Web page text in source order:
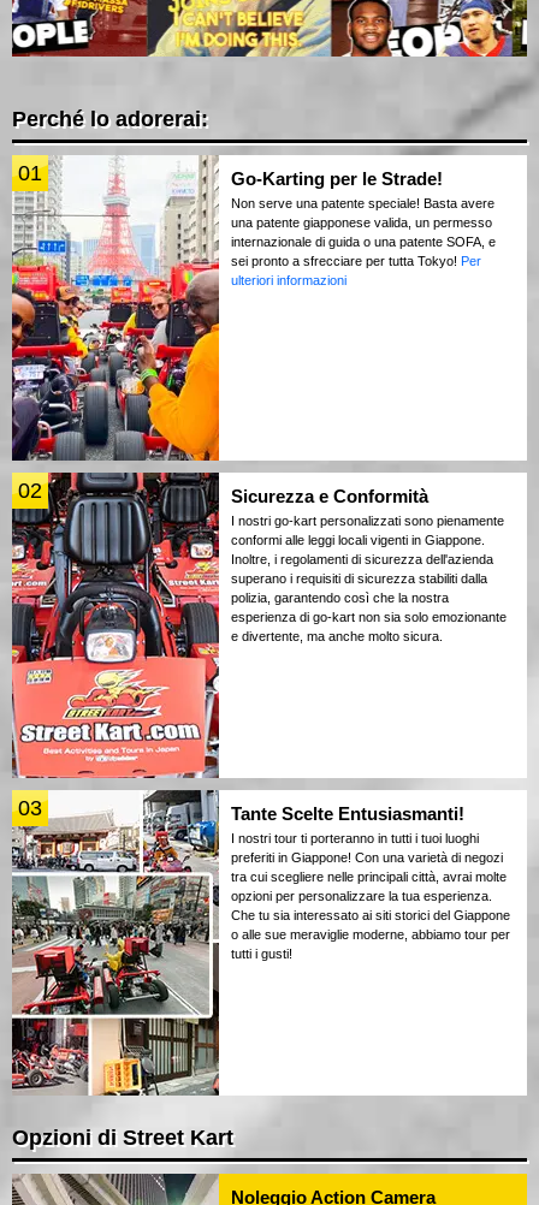
Perché lo adorerai:
01 Go-Karting per le Strade!
Non serve una patente speciale! Basta avere
una patente giapponese valida, un permesso
internazionale di guida o una patente SOFA, e
sei pronto a sfrecciare per tutta Tokyo! Per
ulteriori informazioni
02 Sicurezza e Conformità
I nostri go-kart personalizzati sono pienamente
conformi alle leggi locali vigenti in Giappone.
Inoltre, i regolamenti di sicurezza dell'azienda
superano i requisiti di sicurezza stabiliti dalla
polizia, garantendo così che la nostra
esperienza di go-kart non sia solo emozionante
e divertente, ma anche molto sicura.
03 Tante Scelte Entusiasmanti!
I nostri tour ti porteranno in tutti i tuoi luoghi
preferiti in Giappone! Con una varietà di negozi
tra cui scegliere nelle principali città, avrai molte
opzioni per personalizzare la tua esperienza.
Che tu sia interessato ai siti storici del Giappone
o alle sue meraviglie moderne, abbiamo tour per
tutti i gusti!
Opzioni di Street Kart
Noleggio Action Camera